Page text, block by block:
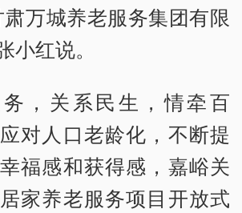
万城养老服务集团有限
小红说。
，关系民生，情牵百
对人口老龄化，不断提
福感和获得感，嘉峪关
家养老服务项目开放式